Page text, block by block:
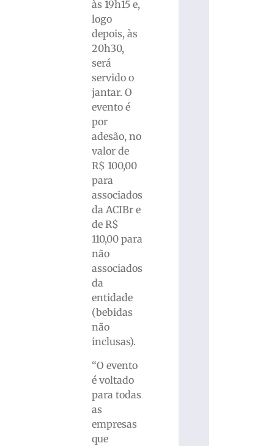
às 19h15 e,
logo
depois, às
20h30,
será
servido o
jantar. O
evento é
por
adesão, no
valor de
R$ 100,00
para
associados
da ACIBr e
de R$
110,00 para
não
associados
da
entidade
(bebidas
não
inclusas).
“O evento
é voltado
para todas
as
empresas
que